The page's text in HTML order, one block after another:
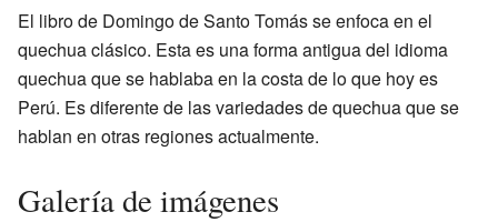
El libro de Domingo de Santo Tomás se enfoca en el
quechua clásico. Esta es una forma antigua del idioma
quechua que se hablaba en la costa de lo que hoy es
Perú. Es diferente de las variedades de quechua que se
hablan en otras regiones actualmente.
Galería de imágenes